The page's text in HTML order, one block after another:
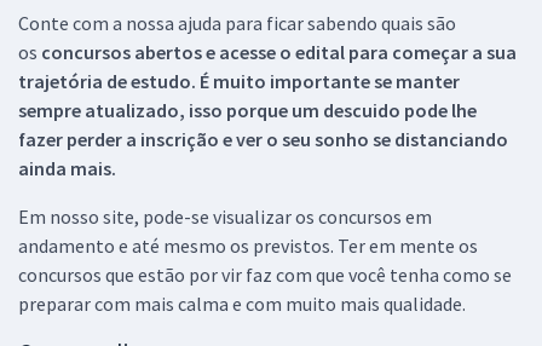
Conte com a nossa ajuda para ficar sabendo quais são
os concursos abertos e acesse o edital para começar a sua
trajetória de estudo. É muito importante se manter
sempre atualizado, isso porque um descuido pode lhe
fazer perder a inscrição e ver o seu sonho se distanciando
ainda mais.
Em nosso site, pode-se visualizar os concursos em
andamento e até mesmo os previstos. Ter em mente os
concursos que estão por vir faz com que você tenha como se
preparar com mais calma e com muito mais qualidade.